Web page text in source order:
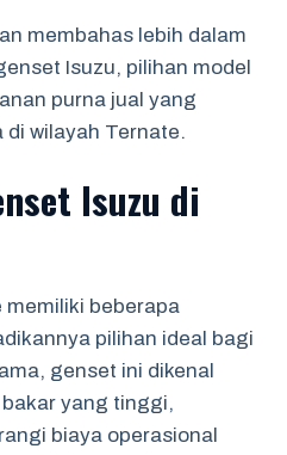
membahas lebih dalam
Isuzu, pilihan model
purna jual yang
wilayah Ternate.
Isuzu di
memiliki beberapa
pilihan ideal bagi
genset ini dikenal
yang tinggi,
biaya operasional